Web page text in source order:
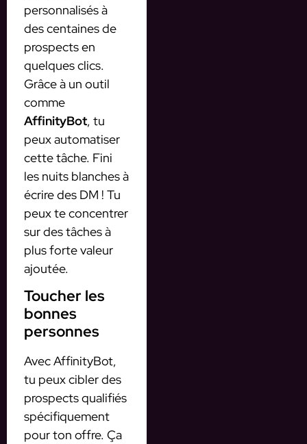
personnalisés à
des centaines de
prospects en
quelques clics.
Grâce à un outil
comme
AffinityBot, tu
peux automatiser
cette tâche. Fini
les nuits blanches à
écrire des DM ! Tu
peux te concentrer
sur des tâches à
plus forte valeur
ajoutée.
Toucher les
bonnes
personnes
Avec AffinityBot,
tu peux cibler des
prospects qualifiés
spécifiquement
pour ton offre. Ça